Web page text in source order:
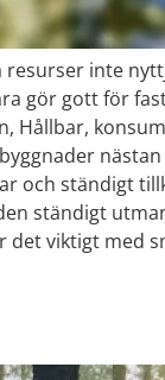
inte
gör gott för
Hållbar,
och ständigt
ständigt
det viktigt med